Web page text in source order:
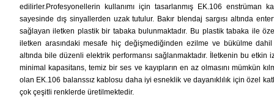
edilirler. Profesyonellerin kullanımı için tasarlanmış EK.106 enstrüman
sayesinde dış sinyallerden uzak tutulur. Bakır blendaj sargısı altında
sağlayan iletken plastik bir tabaka bulunmaktadır. Bu plastik tabaka ile
iletken arasındaki mesafe hiç değişmediğinden ezilme ve bükülme
altında bile düzenli elektrik performansı sağlanmaktadır. İletkenin bu etkin
minimal kapasitans, temiz bir ses ve kayıpların en az olmasını mümkün
olan EK.106 balanssız kablosu daha iyi esneklik ve dayanıklılık için özel
çok çeşitli renklerde üretilmektedir.